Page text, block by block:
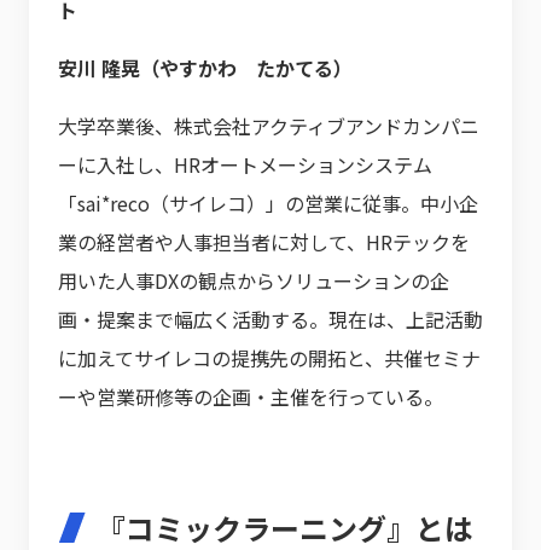
ト
安川 隆晃（やすかわ たかてる）
大学卒業後、株式会社アクティブアンドカンパニ
ーに入社し、HRオートメーションシステム
「sai*reco（サイレコ）」の営業に従事。中小企
業の経営者や人事担当者に対して、HRテックを
用いた人事DXの観点からソリューションの企
画・提案まで幅広く活動する。現在は、上記活動
に加えてサイレコの提携先の開拓と、共催セミナ
ーや営業研修等の企画・主催を行っている。
『コミックラーニング』とは